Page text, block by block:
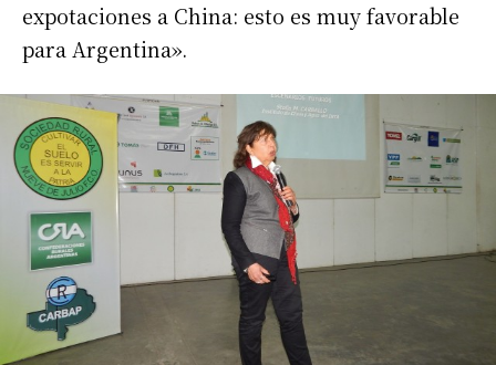
expotaciones a China: esto es muy favorable
para Argentina».